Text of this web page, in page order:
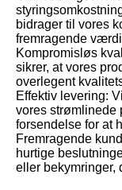
bidrager til vores
fremragende
Kompromisløs
sikrer, at vores
overlegent
Effektiv levering:
vores strømlinede
forsendelse for at
Fremragende
hurtige
eller bekymringer,